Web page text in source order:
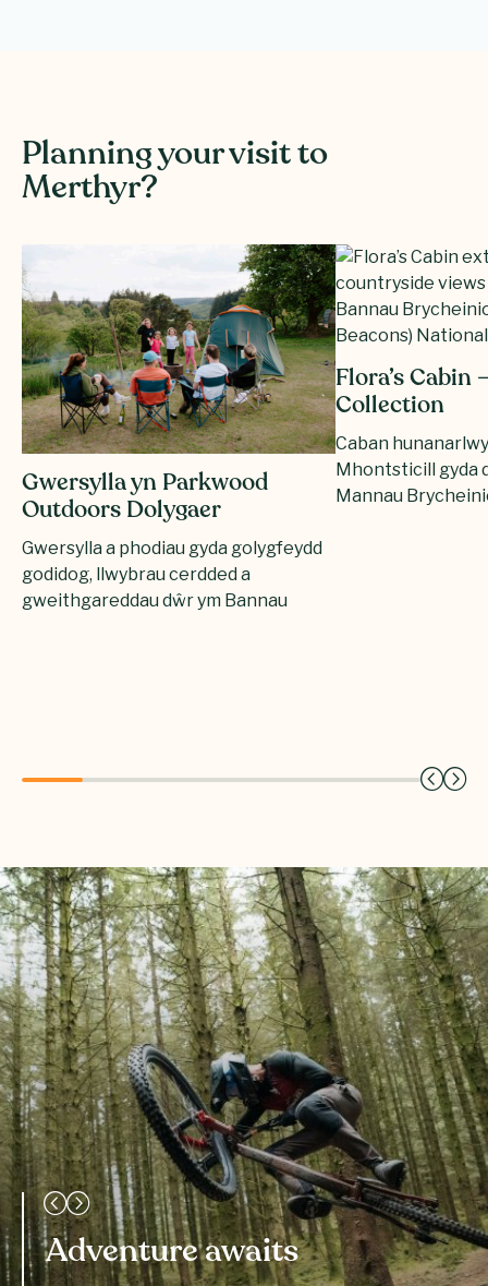
Planning your visit to
Merthyr?
Gwersylla yn Parkwood
Outdoors Dolygaer
Gwersylla a phodiau gyda golygfeydd
godidog, llwybrau cerdded a
gweithgareddau dŵr ym Bannau
Flora’s Cabin
Collection
Caban
Mhontsticill gyda
Mannau
Adventure awaits